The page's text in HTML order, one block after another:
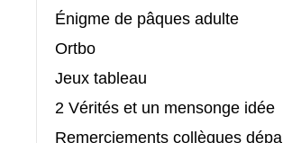
Énigme de pâques adulte
Ortbo
Jeux tableau
2 Vérités et un mensonge idée
Remerciements collègues